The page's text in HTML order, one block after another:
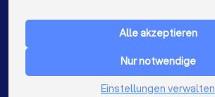
Energieberater in Nürnberg
Energieberater in Dresden
Energieberater in Hannover
Niederlande
Alle akzeptieren
Nur notwendige
Einstellungen verwalten